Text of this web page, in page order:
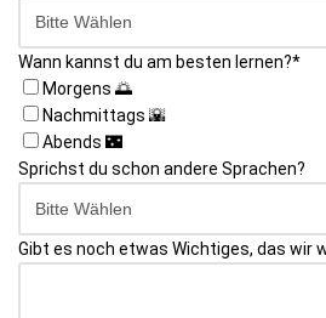
Wann kannst du am besten lernen?*
Morgens 🌅
Nachmittags 🌇
Abends 🌃
Sprichst du schon andere Sprachen?
Gibt es noch etwas Wichtiges, das wir